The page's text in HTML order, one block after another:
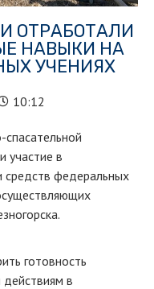
ОТРАБОТАЛИ
НАВЫКИ НА
УЧЕНИЯХ
10:12
участие в
федеральных
готовность
в